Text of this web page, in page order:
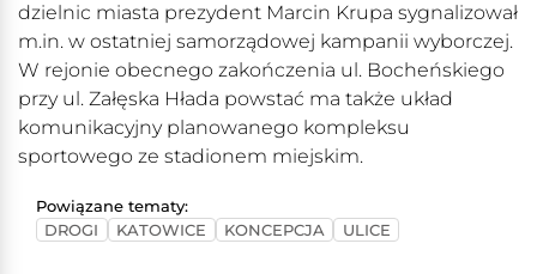
dzielnic miasta prezydent Marcin Krupa sygnalizował
m.in. w ostatniej samorządowej kampanii wyborczej.
W rejonie obecnego zakończenia ul. Bocheńskiego
przy ul. Załęska Hłada powstać ma także układ
komunikacyjny planowanego kompleksu
sportowego ze stadionem miejskim.
Powiązane tematy:
DROGI
KATOWICE KONCEPCJA ULICE